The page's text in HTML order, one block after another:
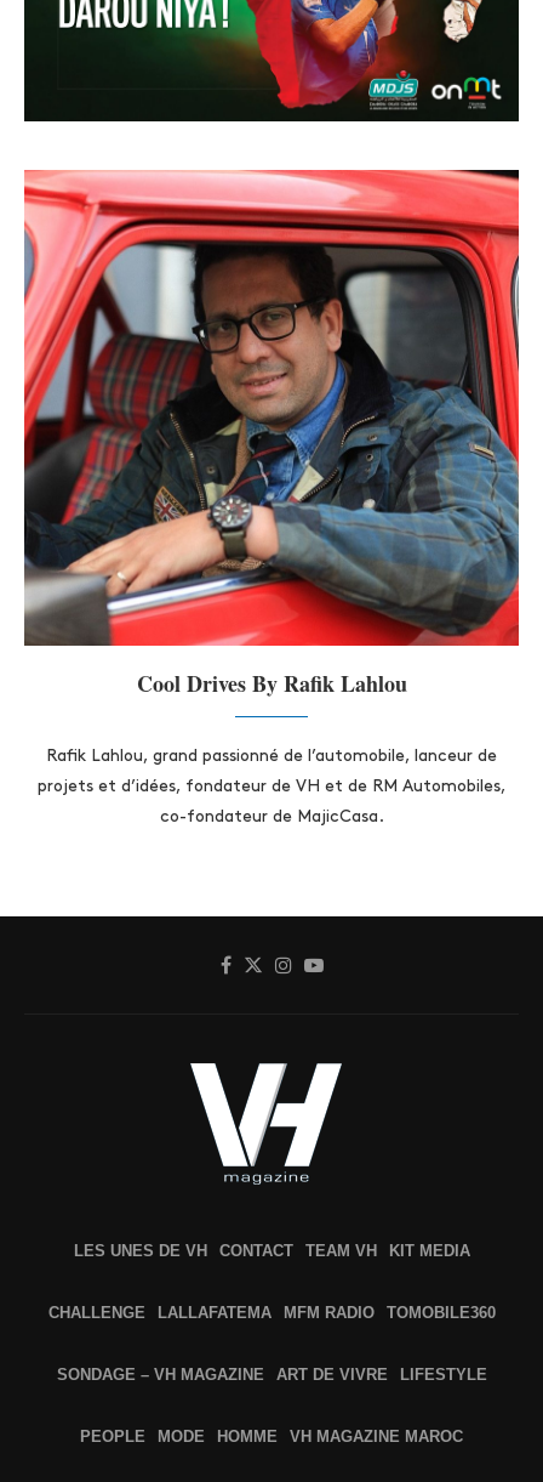
Cool Drives By Rafik Lahlou
Rafik Lahlou, grand passionné de l’automobile, lanceur de
projets et d’idées, fondateur de VH et de RM Automobiles,
co-fondateur de MajicCasa.
LES UNES DE VH CONTACT TEAM VH KIT MEDIA
CHALLENGE LALLAFATEMA MFM RADIO TOMOBILE360
SONDAGE – VH MAGAZINE ART DE VIVRE LIFESTYLE
PEOPLE MODE HOMME VH MAGAZINE MAROC